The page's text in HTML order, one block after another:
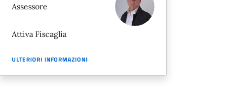
Assessore
Attiva Fiscaglia
ULTERIORI INFORMAZIONI